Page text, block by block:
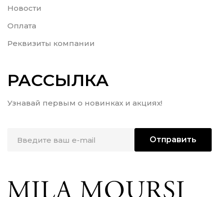
Новости
Оплата
Реквизиты компании
РАССЫЛКА
Узнавай первым о новинках и акциях!
Отправить